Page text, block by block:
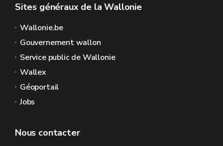
Sites généraux de la Wallonie
Wallonie.be
Gouvernement wallon
Service public de Wallonie
Wallex
Géoportail
Jobs
Nous contacter